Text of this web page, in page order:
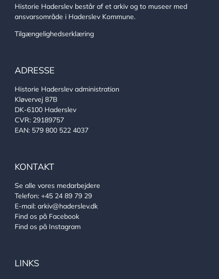
Historie Haderslev består af et arkiv og to museer med
ansvarsområde i Haderslev Kommune.
Tilgængelighedserklæring
ADRESSE
Historie Haderslev administration
Kløvervej 87B
DK-6100 Haderslev
CVR: 29189757
EAN: 579 800 522 4037
KONTAKT
Se alle vores medarbejdere
Telefon: +45 24 89 79 29
E-mail: arkiv@haderslev.dk
Find os på Facebook
Find os på Instagram
LINKS